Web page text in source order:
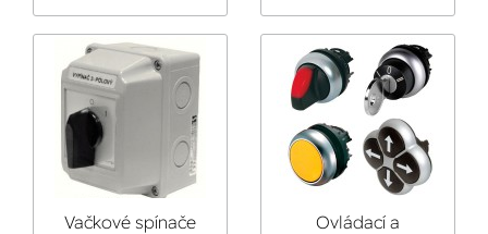
spínače
Vačkové spínače
Ovládací a